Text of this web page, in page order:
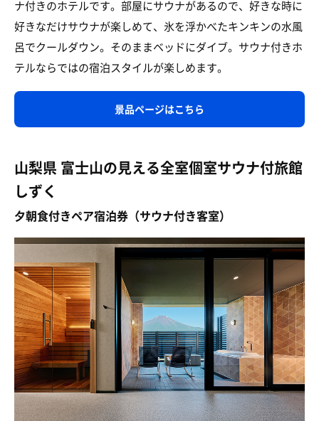
ナ付きのホテルです。部屋にサウナがあるので、好きな時に
好きなだけサウナが楽しめて、氷を浮かべたキンキンの水風
呂でクールダウン。そのままベッドにダイブ。サウナ付きホ
テルならではの宿泊スタイルが楽しめます。
景品ページはこちら
山梨県 富士山の見える全室個室サウナ付旅館
しずく
夕朝食付きペア宿泊券（サウナ付き客室）